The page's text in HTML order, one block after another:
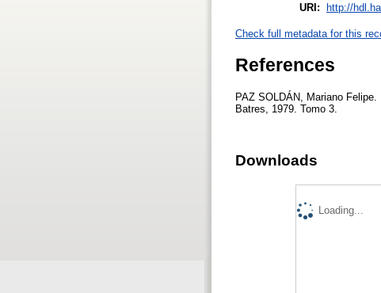
URI:
http://
Check full metadata for this
References
PAZ SOLDÁN, Mariano
Batres, 1979. Tomo 3.
Downloads
Loading...